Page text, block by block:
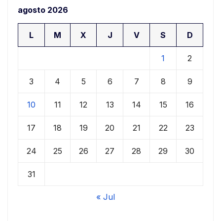
agosto 2026
L M X J V S D
1 2
3 4 5 6 7 8 9
10 11 12 13 14 15 16
17 18 19 20 21 22 23
24 25 26 27 28 29 30
31
« Jul